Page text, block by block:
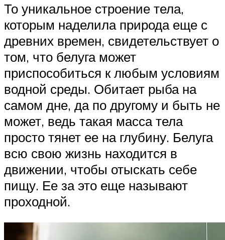
То уникальное строение тела,
которым наделила природа еще с
древних времен, свидетельствует о
том, что белуга может
приспособиться к любым условиям
водной среды. Обитает рыба на
самом дне, да по другому и быть не
может, ведь такая масса тела
просто тянет ее на глубину. Белуга
всю свою жизнь находится в
движении, чтобы отыскать себе
пищу. Ее за это еще называют
проходной.